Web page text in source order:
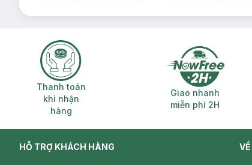
Thanh toán khi nhận hàng
Thanh toán
khi nhận
hàng
Giao nhanh
Giao nhanh
miễn phí 2H
HỖ TRỢ KHÁCH HÀNG